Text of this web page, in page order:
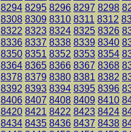
8294 8295 8296 8297 8298
8308 8309 8310 8311 8312
8322 8323 8324 8325 8326
8336 8337 8338 8339 8340
8350 8351 8352 8353 8354
8364 8365 8366 8367 8368
8378 8379 8380 8381 8382
8392 8393 8394 8395 8396
8406 8407 8408 8409 8410
8420 8421 8422 8423 8424
8434 8435 8436 8437 8438